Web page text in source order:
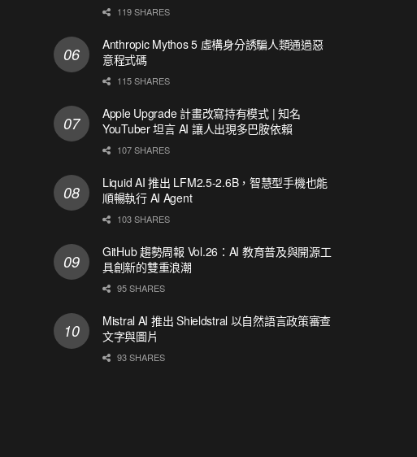
119 SHARES
Anthropic Mythos 5 虛構身分誘騙人類通過惡
意程式碼
115 SHARES
Apple Upgrade 計畫改寫持有模式 | 知名
YouTuber 坦言 AI 讓人出現多巴胺依賴
107 SHARES
Liquid AI 推出 LFM2.5-2.6B，智慧型手機也能
順暢執行 AI Agent
103 SHARES
GitHub 趨勢周報 Vol.26：AI 教育普及與開源工
具創新的雙重浪潮
95 SHARES
Mistral AI 推出 Shieldstral 以自然語言政策審查
文字與圖片
93 SHARES